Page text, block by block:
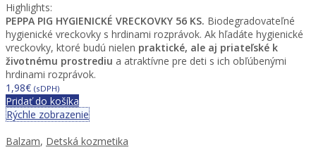
Highlights:
PEPPA PIG HYGIENICKÉ VRECKOVKY 56 KS. Biodegradovateľné
hygienické vreckovky s hrdinami rozprávok. Ak hľadáte hygienické
vreckovky, ktoré budú nielen praktické, ale aj priateľské k
životnému prostrediu a atraktívne pre deti s ich obľúbenými
hrdinami rozprávok.
1,98€ (sDPH)
Pridať do košíka
Rýchle zobrazenie
Balzam, Detská kozmetika